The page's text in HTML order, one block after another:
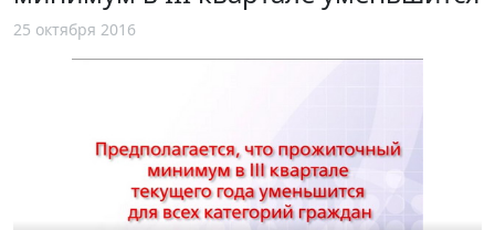
25 октября 2016